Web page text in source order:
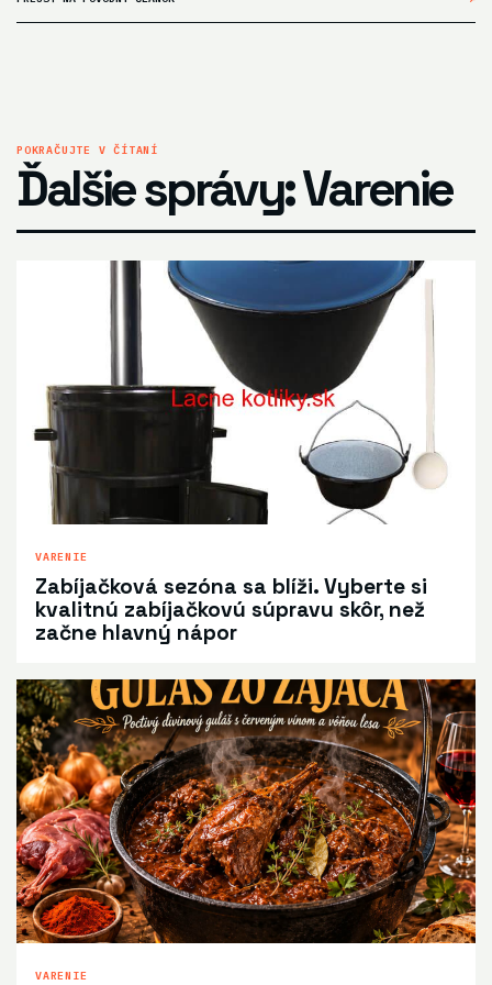
POKRAČUJTE V ČÍTANÍ
Ďalšie správy: Varenie
VARENIE
Zabíjačková sezóna sa blíži. Vyberte si
kvalitnú zabíjačkovú súpravu skôr, než
začne hlavný nápor
VARENIE